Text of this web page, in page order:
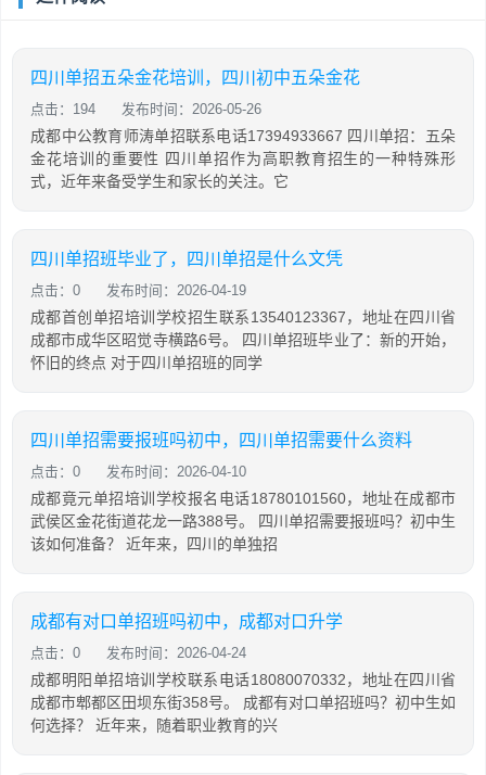
四川单招五朵金花培训，四川初中五朵金花
点击：194 发布时间：2026-05-26
成都中公教育师涛单招联系电话17394933667 四川单招：五朵
金花培训的重要性 四川单招作为高职教育招生的一种特殊形
式，近年来备受学生和家长的关注。它
四川单招班毕业了，四川单招是什么文凭
点击：0 发布时间：2026-04-19
成都首创单招培训学校招生联系13540123367，地址在四川省
成都市成华区昭觉寺横路6号。 四川单招班毕业了：新的开始，
怀旧的终点 对于四川单招班的同学
四川单招需要报班吗初中，四川单招需要什么资料
点击：0 发布时间：2026-04-10
成都竟元单招培训学校报名电话18780101560，地址在成都市
武侯区金花街道花龙一路388号。 四川单招需要报班吗？初中生
该如何准备？ 近年来，四川的单独招
成都有对口单招班吗初中，成都对口升学
点击：0 发布时间：2026-04-24
成都明阳单招培训学校联系电话18080070332，地址在四川省
成都市郫都区田坝东街358号。 成都有对口单招班吗？初中生如
何选择？ 近年来，随着职业教育的兴